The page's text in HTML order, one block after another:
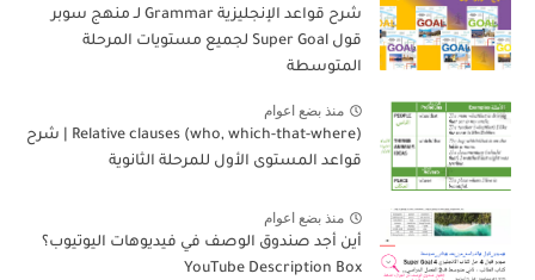
شرح قواعد الإنجليزية Grammar لـ منهج سوبر
قول Super Goal لجميع مستويات المرحلة
المتوسطة
منذ بضع اعوام
Relative clauses (who, which-that-where) | شرح
قواعد المستوى الأول للمرحلة الثانوية
منذ بضع اعوام
أين أجد صندوق الوصف في فيديوهات اليوتيوب؟
YouTube Description Box